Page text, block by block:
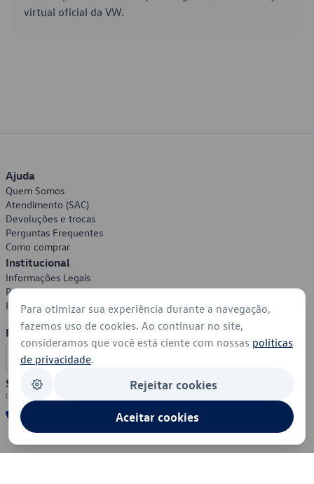
virtual oficial da VW.
Ajuda
Quem Somos
Atendimento (SAC)
Devoluções e trocas
Perguntas Frequentes
Como comprar
Institucional
Informações Legais
Política de Privacidade
Política de Cookies
Formas de Pagamento
Segurança
Para otimizar sua experiência durante a navegação,
fazemos uso de cookies. Ao continuar no site,
consideramos que você está ciente com nossas políticas
de privacidade.
Rejeitar cookies
Aceitar cookies